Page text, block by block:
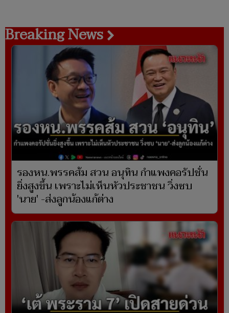
Breaking News
รองหน.พรรคส้ม สวน อนุทิน กำแพงคอรัปชั่น
ยิ่งสูงขึ้น เพราะไม่เห็นหัวประชาชน วิ่งซบ
'นาย' -ส่งลูกน้องแก้ต่าง